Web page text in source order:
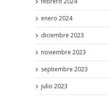
enero 2024
diciembre 2023
noviembre 2023
septiembre 2023
julio 2023